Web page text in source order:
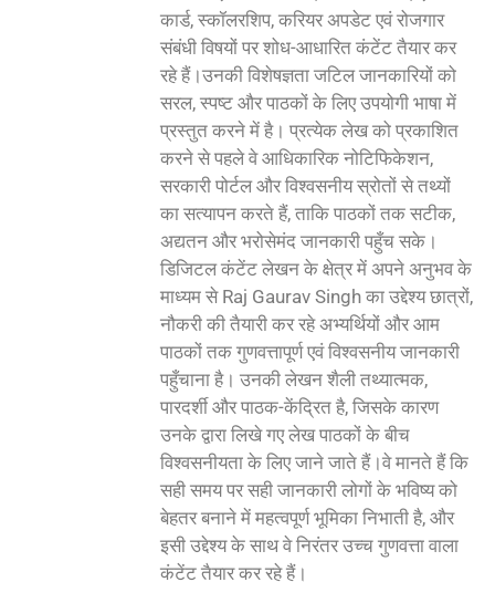
कार्ड, स्कॉलरशिप, करियर अपडेट एवं रोजगार
संबंधी विषयों पर शोध-आधारित कंटेंट तैयार कर
रहे हैं।उनकी विशेषज्ञता जटिल जानकारियों को
सरल, स्पष्ट और पाठकों के लिए उपयोगी भाषा में
प्रस्तुत करने में है। प्रत्येक लेख को प्रकाशित
करने से पहले वे आधिकारिक नोटिफिकेशन,
सरकारी पोर्टल और विश्वसनीय स्रोतों से तथ्यों
का सत्यापन करते हैं, ताकि पाठकों तक सटीक,
अद्यतन और भरोसेमंद जानकारी पहुँच सके।
डिजिटल कंटेंट लेखन के क्षेत्र में अपने अनुभव के
माध्यम से Raj Gaurav Singh का उद्देश्य छात्रों,
नौकरी की तैयारी कर रहे अभ्यर्थियों और आम
पाठकों तक गुणवत्तापूर्ण एवं विश्वसनीय जानकारी
पहुँचाना है। उनकी लेखन शैली तथ्यात्मक,
पारदर्शी और पाठक-केंद्रित है, जिसके कारण
उनके द्वारा लिखे गए लेख पाठकों के बीच
विश्वसनीयता के लिए जाने जाते हैं।वे मानते हैं कि
सही समय पर सही जानकारी लोगों के भविष्य को
बेहतर बनाने में महत्वपूर्ण भूमिका निभाती है, और
इसी उद्देश्य के साथ वे निरंतर उच्च गुणवत्ता वाला
कंटेंट तैयार कर रहे हैं।